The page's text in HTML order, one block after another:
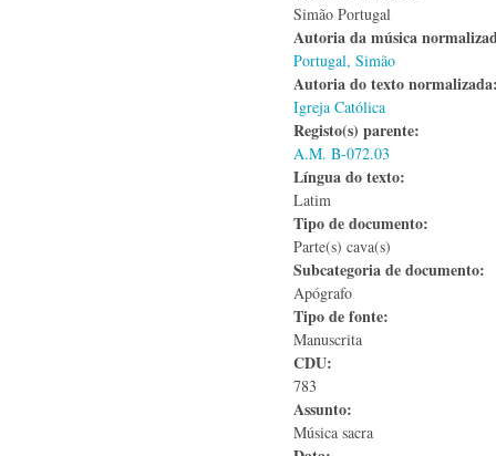
Simão Portugal
Autoria da música
Portugal, Simão
Autoria do texto
Igreja Católica
Registo(s) parente:
A.M. B-072.03
Língua do texto:
Latim
Tipo de documento:
Parte(s) cava(s)
Subcategoria de documento:
Apógrafo
Tipo de fonte:
Manuscrita
CDU:
783
Assunto:
Música sacra